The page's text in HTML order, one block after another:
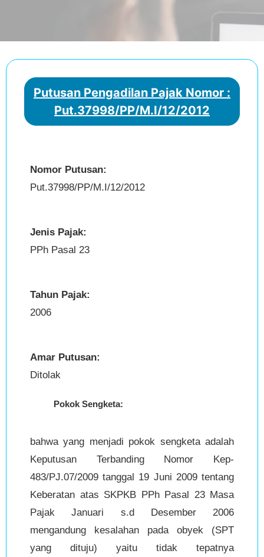
Putusan Pengadilan Pajak Nomor :
Put.37998/PP/M.I/12/2012
Nomor Putusan:
Put.37998/PP/M.I/12/2012
Jenis Pajak:
PPh Pasal 23
Tahun Pajak:
2006
Amar Putusan:
Ditolak
Pokok Sengketa:
bahwa yang menjadi pokok sengketa adalah
Keputusan Terbanding Nomor Kep-
483/PJ.07/2009 tanggal 19 Juni 2009 tentang
Keberatan atas SKPKB PPh Pasal 23 Masa
Pajak Januari s.d Desember 2006
mengandung kesalahan pada obyek (SPT
yang dituju) yaitu tidak tepatnya